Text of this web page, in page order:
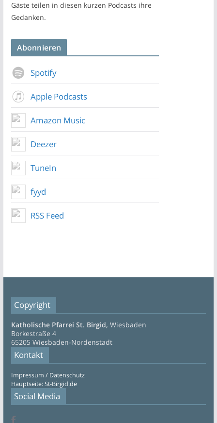
Gäste teilen in diesen kurzen Podcasts ihre
Gedanken.
Abonnieren
Spotify
Apple Podcasts
Amazon Music
Deezer
TuneIn
fyyd
RSS Feed
Copyright
Katholische Pfarrei St. Birgid, Wiesbaden
Borkestraße 4
65205 Wiesbaden-Nordenstadt
Kontakt
Impressum / Datenschutz
Hauptseite: St-Birgid.de
Social Media